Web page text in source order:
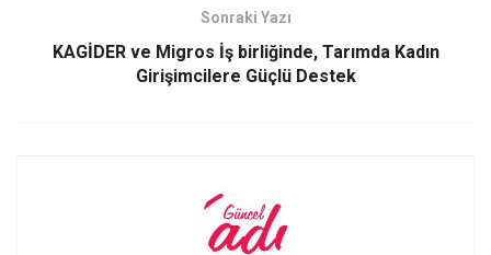
Sonraki Yazı
KAGİDER ve Migros İş birliğinde, Tarımda Kadın
Girişimcilere Güçlü Destek